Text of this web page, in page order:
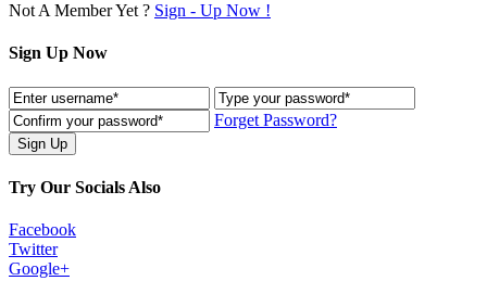
Not A Member Yet ? Sign - Up Now !
Sign Up Now
Forget Password?
Try Our Socials Also
Facebook
Twitter
Google+